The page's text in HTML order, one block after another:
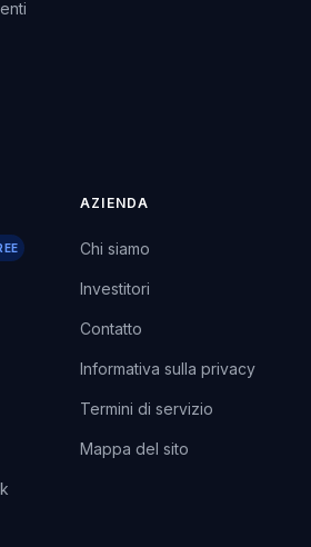
AZIENDA
Chi siamo
Investitori
Contatto
Informativa sulla privacy
Termini di servizio
Mappa del sito